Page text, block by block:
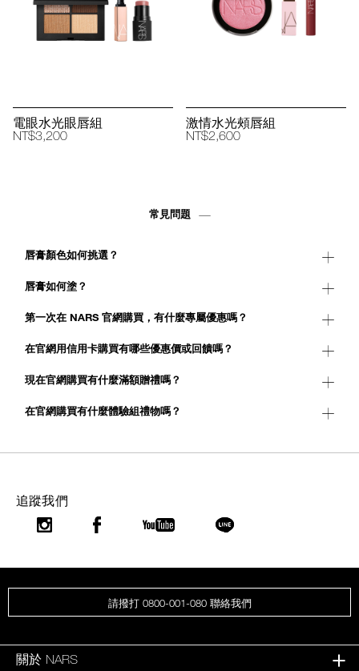
電眼水光眼唇組
NT$3,200
激情水光頰唇組
NT$2,600
常見問題
唇膏顏色如何挑選？
唇膏如何塗？
第一次在 NARS 官網購買，有什麼專屬優惠嗎？
在官網用信用卡購買有哪些優惠價或回饋嗎？
現在官網購買有什麼滿額贈禮嗎？
在官網購買有什麼體驗組禮物嗎？
追蹤我們
請撥打 0800-001-080 聯絡我們
關於 NARS